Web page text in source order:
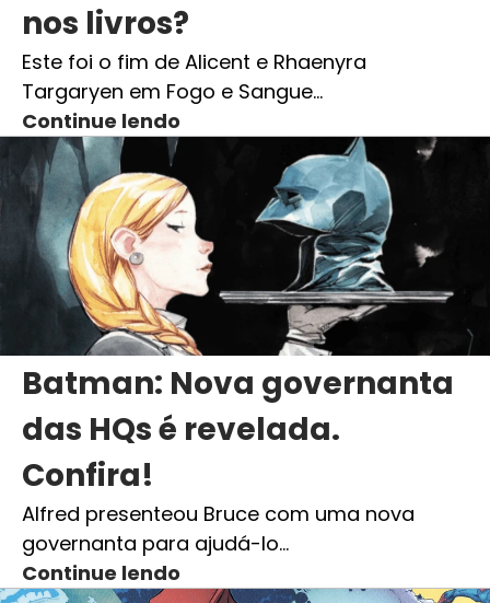
nos livros?
Este foi o fim de Alicent e Rhaenyra
Targaryen em Fogo e Sangue…
Continue lendo
Batman: Nova governanta
das HQs é revelada.
Confira!
Alfred presenteou Bruce com uma nova
governanta para ajudá-lo…
Continue lendo